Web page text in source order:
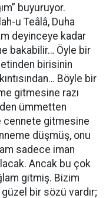
buyuruyor.
u Teâlâ, Duha
deyinceye kadar
bakabilir… Öyle bir
birisinin
Böyle bir
gitmesine razı
ümmetten
cennete gitmesine
düşmüş, onu
sadece iman
Ancak bu çok
gitmiş. Bizim
bir sözü vardır;